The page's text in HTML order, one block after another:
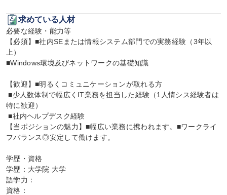
求めている人材
必要な経験・能力等
【必須】■社内SEまたは情報システム部門での実務経験（3年以
上）
■Windows環境及びネットワークの基礎知識
【歓迎】■明るくコミュニケーションが取れる方
■少人数体制で幅広くIT業務を担当した経験（1人情シス経験者は
特に歓迎）
■社内ヘルプデスク経験
【当ポジションの魅力】■幅広い業務に携われます。■ワークライ
フバランス◎安定して働けます。
学歴・資格
学歴：大学院 大学
語学力：
資格：